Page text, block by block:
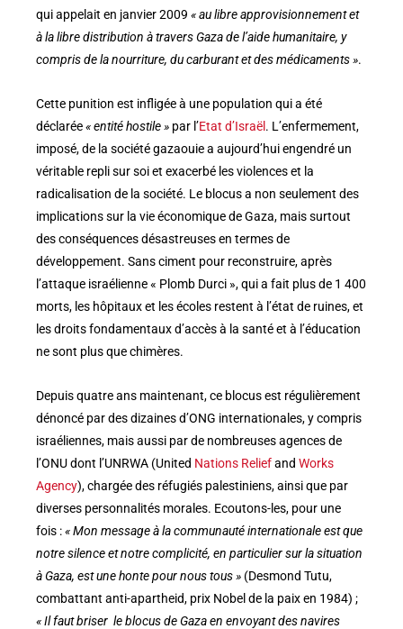
qui appelait en janvier 2009 « au libre approvisionnement et
à la libre distribution à travers Gaza de l’aide humanitaire, y
compris de la nourriture, du carburant et des médicaments ».
Cette punition est infligée à une population qui a été
déclarée« entité hostile » par l’Etat d’Israël . L’enfermement,
imposé, de la société gazaouie a aujourd’hui engendré un
véritable repli sur soi et exacerbé les violences et la
radicalisation de la société. Le blocus a non seulement des
implications sur la vie économique de Gaza, mais surtout
des conséquences désastreuses en termes de
développement. Sans ciment pour reconstruire, après
l’attaque israélienne « Plomb Durci », qui a fait plus de 1 400
morts, les hôpitaux et les écoles restent à l’état de ruines, et
les droits fondamentaux d’accès à la santé et à l’éducation
ne sont plus que chimères.
Depuis quatre ans maintenant, ce blocus est régulièrement
dénoncé par des dizaines d’ONG internationales, y compris
israéliennes, mais aussi par de nombreuses agences de
l’ONU dont l’UNRWA (United Nations Reliefand Works
Agency), chargée des réfugiés palestiniens, ainsi que par
diverses personnalités morales. Ecoutons-les, pour une
fois :« Mon message à la communauté internationale est que
notre silence et notre complicité, en particulier sur la situation
à Gaza, est une honte pour nous tous » (Desmond Tutu,
combattant anti-apartheid, prix Nobel de la paix en 1984) ;
« Il faut briser le blocus de Gaza en envoyant des navires